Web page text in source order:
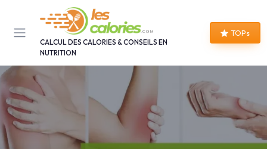
CALCUL DES CALORIES & CONSEILS EN
NUTRITION
TOPs
Panneau de gestion des cookies